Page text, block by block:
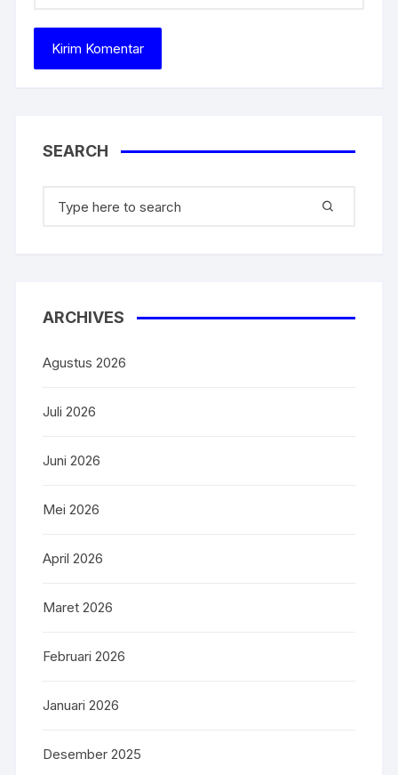
SEARCH
ARCHIVES
Agustus 2026
Juli 2026
Juni 2026
Mei 2026
April 2026
Maret 2026
Februari 2026
Januari 2026
Desember 2025